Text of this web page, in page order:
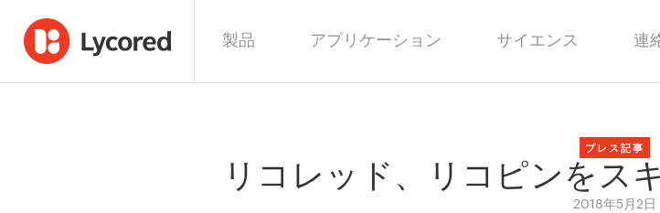
製品 アプリケーション サイエンス 連
プレス記事
リコレッド、リコピンをス
2018年5月2日